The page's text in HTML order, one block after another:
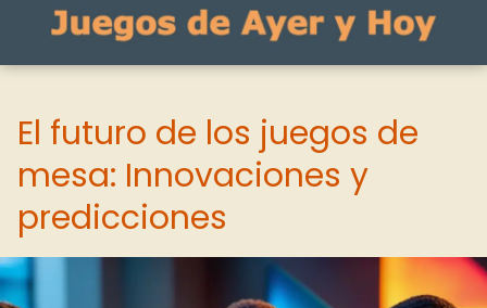
El futuro de los juegos de
mesa: Innovaciones y
predicciones